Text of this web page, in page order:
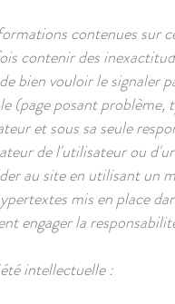
contenues sur
contenir des
bien vouloir le signaler
(page posant
et sous sa seule
de l'utilisateur ou
au site en utilisant un
mis en place
engager la
intellectuelle :